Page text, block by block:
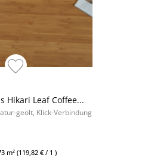
Hikari Leaf Coffee...
geölt, Klick-Verbindung
m² (119,82 € / 1 )